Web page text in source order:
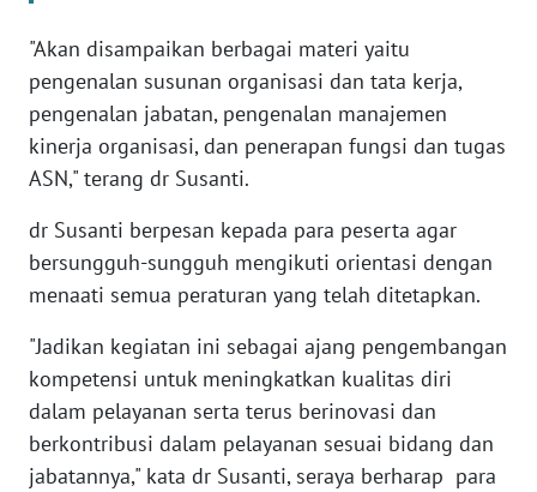
"Akan disampaikan berbagai materi yaitu
pengenalan susunan organisasi dan tata kerja,
pengenalan jabatan, pengenalan manajemen
kinerja organisasi, dan penerapan fungsi dan tugas
ASN," terang dr Susanti.
dr Susanti berpesan kepada para peserta agar
bersungguh-sungguh mengikuti orientasi dengan
menaati semua peraturan yang telah ditetapkan.
"Jadikan kegiatan ini sebagai ajang pengembangan
kompetensi untuk meningkatkan kualitas diri
dalam pelayanan serta terus berinovasi dan
berkontribusi dalam pelayanan sesuai bidang dan
jabatannya," kata dr Susanti, seraya berharap para
WN
WN
SUMSEL
BENGKULU
WN
LAMPUNG
WN
JATENG
WN